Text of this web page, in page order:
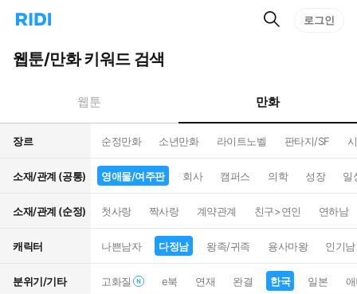
리
홈
으
턴
트
검
로그인
웹툰/만화 키워드 검색
웹툰 만화
장르 순정만화 소년만화 라이트노벨 판타지/SF
소재/관계 (공통) 영애물/여주판 회사 캠퍼스 의학 성장 일
소재/관계 (순정) 첫사랑 짝사랑 계약관계 친구>연인 연하남
캐릭터 나쁜남자 다정남 왕족/귀족 용사마왕 인기남
분위기/기타 고화질 e북 연재 완결 한국 일본